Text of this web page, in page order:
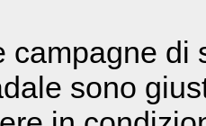
campagne di
sono